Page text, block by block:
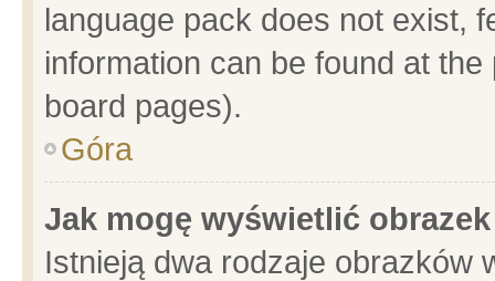
language pack does not exist,
information can be found at
board pages).
Góra
Jak mogę wyświetlić
Istnieją dwa rodzaje obrazków